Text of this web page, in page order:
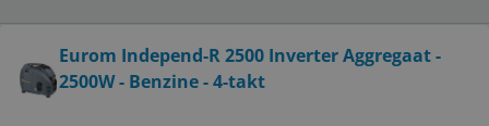
Eurom Independ-R 2500 Inverter Aggregaat -
2500W - Benzine - 4-takt
Service